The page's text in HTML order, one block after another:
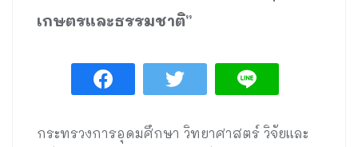
เกษตรและธรรมชาติ”
กระทรวงการอุดมศึกษา วิทยาศาสตร์ วิจัยและ